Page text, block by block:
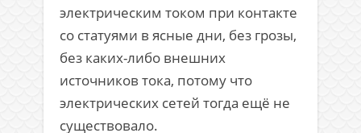
электрическим током при контакте
со статуями в ясные дни, без грозы,
без каких-либо внешних
источников тока, потому что
электрических сетей тогда ещё не
существовало.